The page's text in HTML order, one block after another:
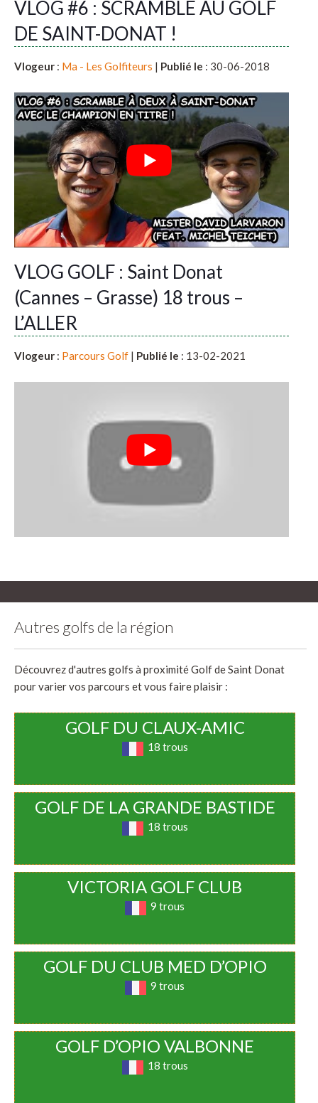
VLOG #6 : SCRAMBLE AU GOLF
DE SAINT-DONAT !
Vlogeur : Ma - Les Golfiteurs | Publié le : 30-06-2018
VLOG GOLF : Saint Donat
(Cannes – Grasse) 18 trous –
L’ALLER
Vlogeur : Parcours Golf | Publié le : 13-02-2021
Autres golfs de la région
Découvrez d'autres golfs à proximité Golf de Saint Donat
pour varier vos parcours et vous faire plaisir :
GOLF DU CLAUX-AMIC
18 trous
GOLF DE LA GRANDE BASTIDE
18 trous
VICTORIA GOLF CLUB
9 trous
GOLF DU CLUB MED D’OPIO
9 trous
GOLF D’OPIO VALBONNE
18 trous